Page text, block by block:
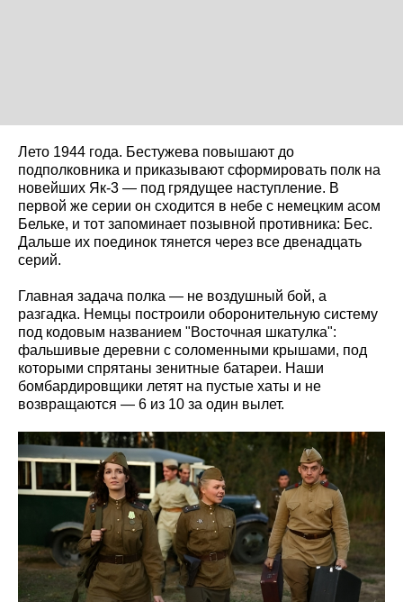
Лето 1944 года. Бестужева повышают до
подполковника и приказывают сформировать полк на
новейших Як-3 — под грядущее наступление. В
первой же серии он сходится в небе с немецким асом
Бельке, и тот запоминает позывной противника: Бес.
Дальше их поединок тянется через все двенадцать
серий.
Главная задача полка — не воздушный бой, а
разгадка. Немцы построили оборонительную систему
под кодовым названием "Восточная шкатулка":
фальшивые деревни с соломенными крышами, под
которыми спрятаны зенитные батареи. Наши
бомбардировщики летят на пустые хаты и не
возвращаются — 6 из 10 за один вылет.